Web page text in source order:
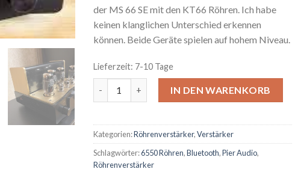
der MS 66 SE mit den KT66 Röhren. Ich habe
keinen klanglichen Unterschied erkennen
können. Beide Geräte spielen auf hohem Niveau.
Lieferzeit: 7-10 Tage
Pier Audio MS 65 SE (Röhrenvollverstärker) Menge
IN DEN WARENKORB
Kategorien:Röhrenverstärker,Verstärker
Schlagwörter:6550 Röhren,Bluetooth,Pier Audio,
Röhrenverstärker